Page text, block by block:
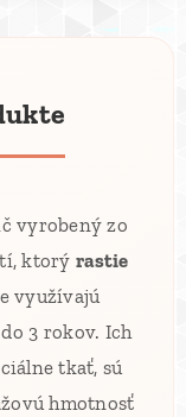
vyrobený zo
ktorý rastie
využívajú
3 rokov. Ich
tkať, sú
hmotnosť